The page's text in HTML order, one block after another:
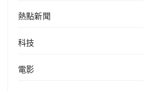
熱點新聞
科技
電影